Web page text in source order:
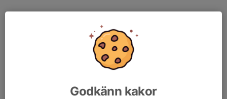
Godkänn kakor